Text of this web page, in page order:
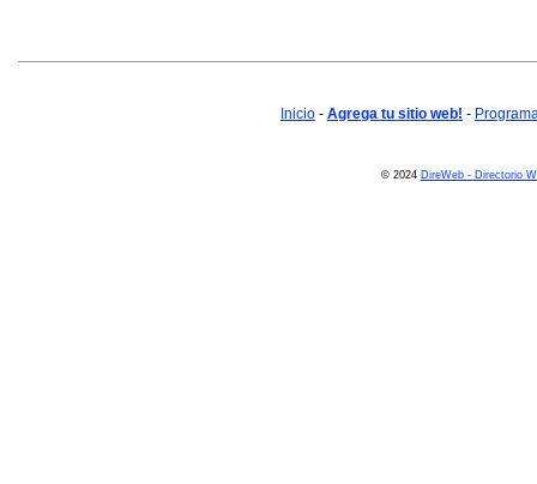
Inicio - Agrega tu sitio web! -
© 2024 DireWeb - Directorio